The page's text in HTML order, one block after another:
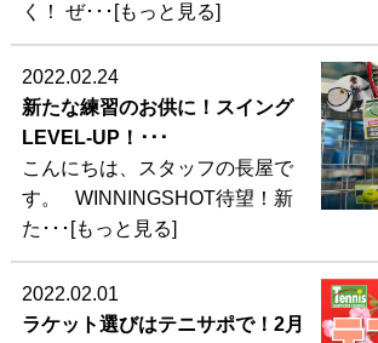
く！ ぜ･･･[もっと見る]
2022.02.24
新たな練習のお供に！スイング
LEVEL-UP！･･･
こんにちは、スタッフの長屋で
す。 WINNINGSHOT待望！新
た･･･[もっと見る]
2022.02.01
ラケット選びはテニサポで！2月